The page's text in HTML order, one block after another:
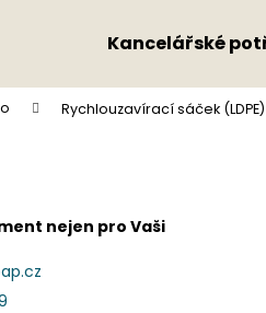
Kancelářské
Rychlouzavírací sáček
nejen pro Vaši